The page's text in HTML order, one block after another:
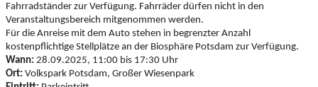
Fahrradständer zur Verfügung. Fahrräder dürfen nicht in den
Veranstaltungsbereich mitgenommen werden.
Für die Anreise mit dem Auto stehen in begrenzter Anzahl
kostenpflichtige Stellplätze an der Biosphäre Potsdam zur Verfügung.
Wann: 28.09.2025, 11:00 bis 17:30 Uhr
Ort: Volkspark Potsdam, Großer Wiesenpark